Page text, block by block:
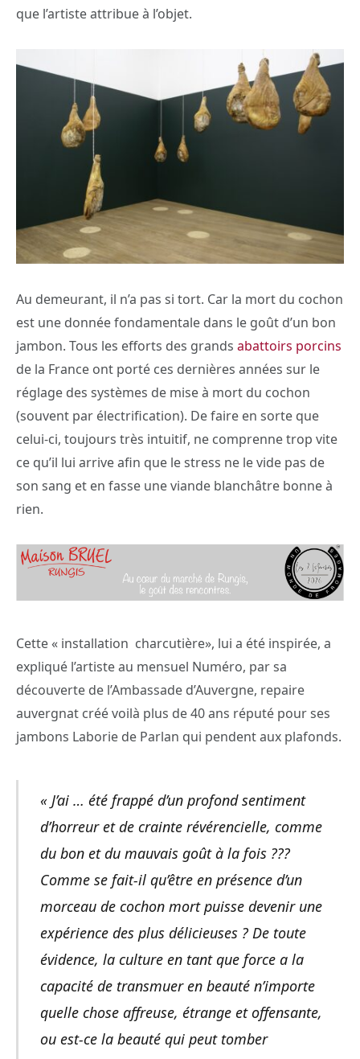
que l’artiste attribue à l’objet.
Au demeurant, il n’a pas si tort. Car la mort du cochon
est une donnée fondamentale dans le goût d’un bon
jambon. Tous les efforts des grands abattoirs porcins
de la France ont porté ces dernières années sur le
réglage des systèmes de mise à mort du cochon
(souvent par électrification). De faire en sorte que
celui-ci, toujours très intuitif, ne comprenne trop vite
ce qu’il lui arrive afin que le stress ne le vide pas de
son sang et en fasse une viande blanchâtre bonne à
rien.
Cette « installation charcutière», lui a été inspirée, a
expliqué l’artiste au mensuel Numéro, par sa
découverte de l’Ambassade d’Auvergne, repaire
auvergnat créé voilà plus de 40 ans réputé pour ses
jambons Laborie de Parlan qui pendent aux plafonds.
« J’ai … été frappé d’un profond sentiment
d’horreur et de crainte révérencielle, comme
du bon et du mauvais goût à la fois ???
Comme se fait-il qu’être en présence d’un
morceau de cochon mort puisse devenir une
expérience des plus délicieuses ? De toute
évidence, la culture en tant que force a la
capacité de transmuer en beauté n’importe
quelle chose affreuse, étrange et offensante,
ou est-ce la beauté qui peut tomber